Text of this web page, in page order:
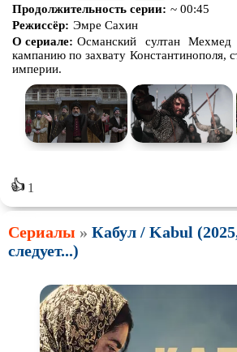
Продолжительность серии: ~ 00:45
Режиссёр: Эмре Сахин
О сериале: Османский султан
кампанию по захвату Константинополя,
империи.
👍 1
Сериалы » Кабул / Kabul
следует...)